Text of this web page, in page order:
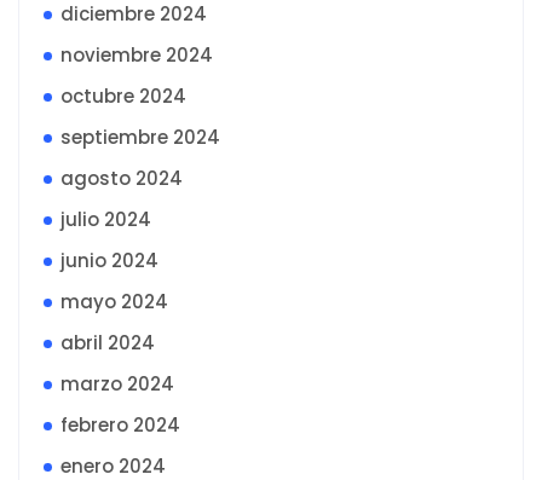
diciembre 2024
noviembre 2024
octubre 2024
septiembre 2024
agosto 2024
julio 2024
junio 2024
mayo 2024
abril 2024
marzo 2024
febrero 2024
enero 2024